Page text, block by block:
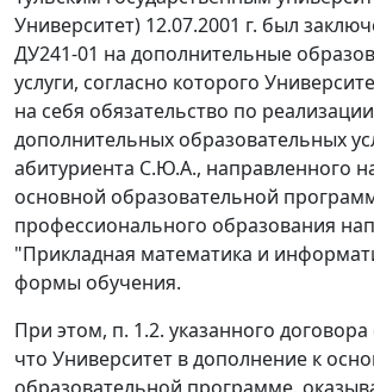
Университет) 12.07.2001 г. был
ДУ241-01 на дополнительные
услуги, согласно которого
на себя обязательство по реализации
дополнительных образовательных
абитуриента С.Ю.А., направленного
основной образовательной
профессионального образования
"Прикладная математика и
формы обучения.
При этом, п. 1.2. указанного
что Университет в дополнение к